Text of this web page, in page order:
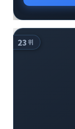
23 위
Home
활용팁